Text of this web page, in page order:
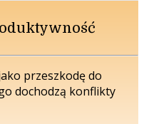
przeszkodę do
dochodzą konflikty